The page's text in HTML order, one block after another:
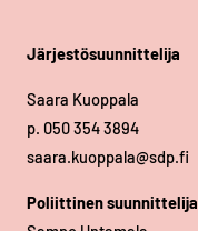
Järjestösuunnittelija
Saara Kuoppala
p. 050 354 3894
saara.kuoppala@sdp.fi
Poliittinen suunnittelija